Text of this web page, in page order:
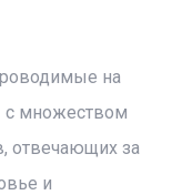
на
с множеством
отвечающих за
и